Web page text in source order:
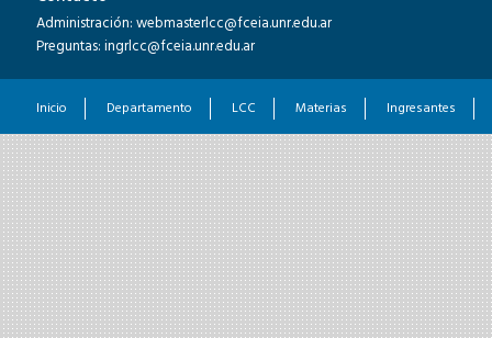
12
14
15
16
17
Administración: webmasterlcc@fceia.unr.edu.ar
Preguntas: ingrlcc@fceia.unr.edu.ar
Inicio Departamento LCC Materias Ingresantes